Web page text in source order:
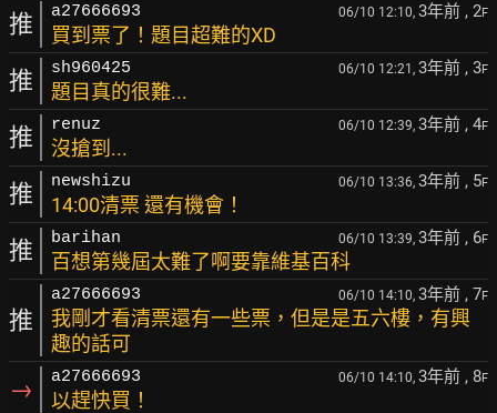
推 a27666693 06/10 12:10, 3年前 , 2F
買到票了！題目超難的XD
推 sh960425 06/10 12:21, 3年前 , 3F
題目真的很難...
推 renuz 06/10 12:39, 3年前 , 4F
沒搶到...
推 newshizu 06/10 13:36, 3年前 , 5F
14:00清票 還有機會！
推 barihan 06/10 13:39, 3年前 , 6F
百想第幾屆太難了啊要靠維基百科
推
a27666693 06/10 14:10, 3年前 , 7F
我剛才看清票還有一些票，但是是五六樓，有興
趣的話可
→ a27666693 06/10 14:10, 3年前 , 8F
以趕快買！